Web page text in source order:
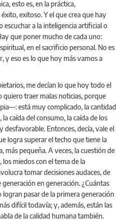
esto es, en la práctica,
exitoso. Y el que crea que hay
escuchar a la inteligencia artificial o
que poner mucho de cada uno:
en el sacrificio personal. No es
y eso es lo que hoy más vamos a
me decían lo que hoy todo el
traer malas noticias, porque
está muy complicado, la cantidad
caída del consumo, la caída de los
desfavorable. Entonces, decía, vale el
logra superar el techo que tiene la
más pequeña. A veces, la cuestión de
miedos con el tema de la
tomar decisiones audaces, de
en generación. ¿Cuántas
pasar de la primera generación
difícil todavía; y, además, están las
de la calidad humana también.